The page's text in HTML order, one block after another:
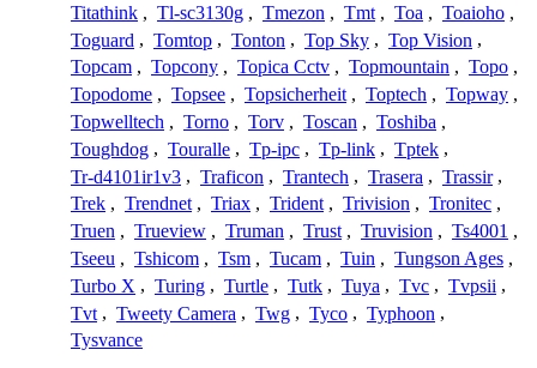
Titathink , Tl-sc3130g , Tmezon , Tmt , Toa , Toaioho ,
Toguard , Tomtop , Tonton , Top Sky , Top Vision ,
Topcam , Topcony , Topica Cctv , Topmountain , Topo ,
Topodome , Topsee , Topsicherheit , Toptech , Topway ,
Topwelltech , Torno , Torv , Toscan , Toshiba ,
Toughdog , Touralle , Tp-ipc , Tp-link , Tptek ,
Tr-d4101ir1v3 , Traficon , Trantech , Trasera , Trassir ,
Trek , Trendnet , Triax , Trident , Trivision , Tronitec ,
Truen , Trueview , Truman , Trust , Truvision , Ts4001 ,
Tseeu , Tshicom , Tsm , Tucam , Tuin , Tungson Ages ,
Turbo X , Turing , Turtle , Tutk , Tuya , Tvc , Tvpsii ,
Tvt , Tweety Camera , Twg , Tyco , Typhoon ,
Tysvance